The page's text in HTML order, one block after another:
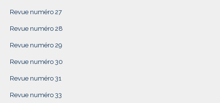
Revue numéro 27
Revue numéro 28
Revue numéro 29
Revue numéro 30
Revue numéro 31
Revue numéro 33